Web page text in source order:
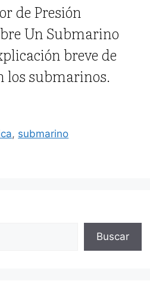
de Presión
Un Submarino
breve de
los submarinos.
, submarino
Buscar